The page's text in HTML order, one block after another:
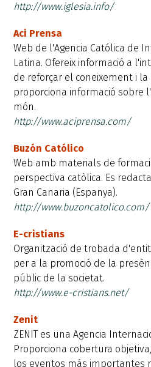
http://www.iglesia.info/
Aci Prensa
Web de l'Agencia Católica de
Latina. Ofereix informació a
de reforçar el coneixement i
proporciona informació sobre
món.
http://www.aciprensa.com/
Buzón Católico
Web amb materials de
perspectiva catòlica. Es
Gran Canaria (Espanya).
http://www.buzoncatolico.com/
E-cristians
Organització de trobada
per a la promoció de la
públic de la societat.
http://www.e-cristians.net/
Zenit
ZENIT es una Agencia
Proporciona cobertura
los eventos más importantes